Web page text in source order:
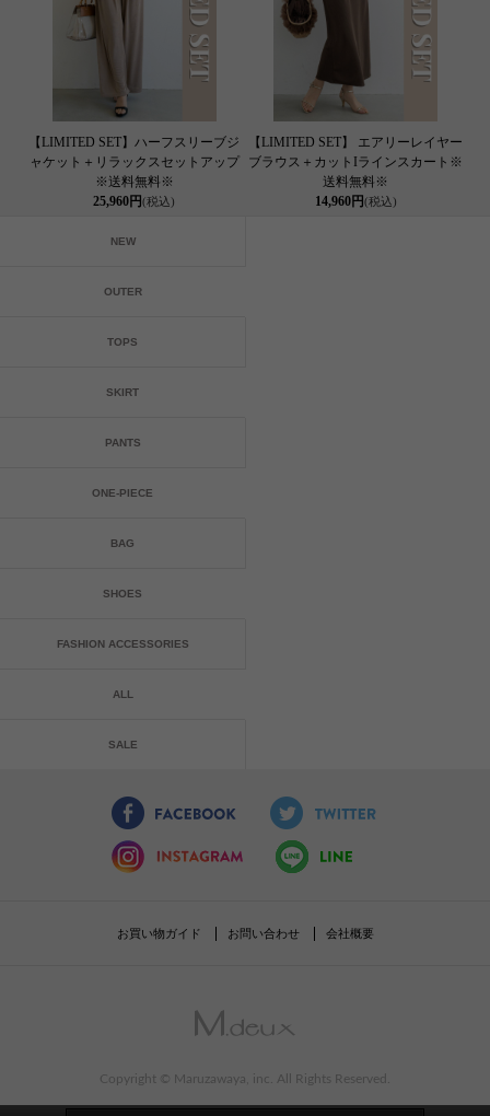
【LIMITED SET】ハーフスリーブジ
ャケット＋リラックスセットアップ
※送料無料※
25,960円(税込)
【LIMITED SET】 エアリーレイヤー
ブラウス＋カットIラインスカート※
送料無料※
14,960円(税込)
NEW
OUTER
TOPS
SKIRT
PANTS
ONE-PIECE
BAG
SHOES
FASHION ACCESSORIES
ALL
SALE
お買い物ガイド お問い合わせ 会社概要
Copyright © Maruzawaya, inc. All Rights Reserved.